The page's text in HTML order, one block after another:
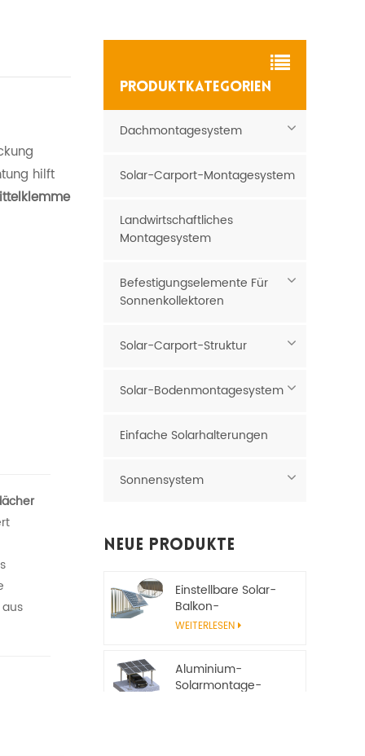
hilft
PRODUKTKATEGORIEN
Dachmontagesystem
Solar-Carport-Montagesystem
Landwirtschaftliches
Montagesystem
Befestigungselemente Für
Sonnenkollektoren
Solar-Carport-Struktur
Solar-Bodenmontagesystem
Einfache Solarhalterungen
Sonnensystem
Neue Produkte
Einstellbare Solar-
Balkon-
Montagehalterung
WEITERLESEN
Aluminium-
Solarmontage-